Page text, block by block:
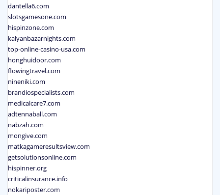
dantella6.com
slotsgamesone.com
hispinzone.com
kalyanbazarnights.com
top-online-casino-usa.com
honghuidoor.com
flowingtravel.com
nineniki.com
brandiospecialists.com
medicalcare7.com
adtennaball.com
nabzah.com
mongive.com
matkagameresultsview.com
getsolutionsonline.com
hispinner.org
criticalinsurance.info
nokariposter.com